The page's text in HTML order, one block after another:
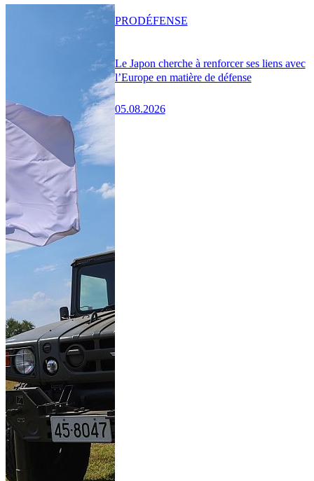
Le Japon cherche à renforcer ses liens avec
l’Europe en matière de défense
05.08.2026
PRODÉFENSE